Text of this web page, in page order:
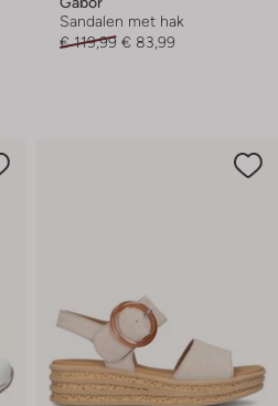
Sandalen met hak
€ 119,99 € 83,99